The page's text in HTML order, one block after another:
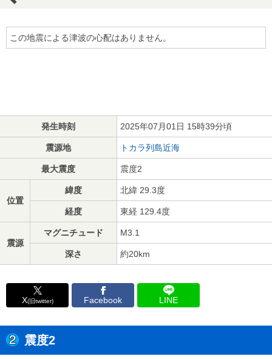
この地震による津波の心配はありません。
発生時刻 2025年07月01日 15時39分頃
震源地 トカラ列島近海
最大震度 震度2
位置
緯度 北緯 29.3度
経度 東経 129.4度
震源
マグニチュード M3.1
深さ 約20km
X(旧twitter) Facebook LINE
震度2